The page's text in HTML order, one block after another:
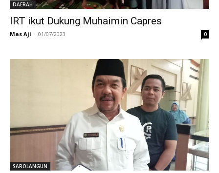
DAERAH
IRT ikut Dukung Muhaimin Capres
Mas Aji - 01/07/2023 0
SAROLANGUN